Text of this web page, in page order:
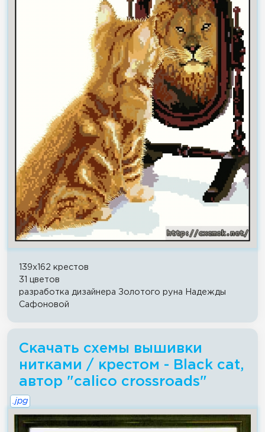
139x162 крестов
31 цветов
разработка дизайнера Золотого руна Надежды
Сафоновой
Скачать схемы вышивки
нитками / крестом - Black cat,
автор "calico crossroads"
.jpg